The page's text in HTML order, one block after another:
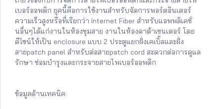
เบอร์ออพติก ยุคนี้คือการใช้งานสำหรับจัดการพอร์ตอินเตอร์
ความเร็วสูงหรือที่เรียกว่า Internet Fiber สำหรับแอพพลิเคชั่
นอื่นๆได้แก่งานในห้องชุมสาย งานในห้องดาต้าเซนเตอร์ โดย
ดีไซน์ให้เป็น enclosure แบบ 2 ประตูแยกฝั่งเคเบิ้ลและฝั่ง
สายpatch panel สำหรับต่อสายpatch cord สะดวกต่อการดูแล
รักษา ซ่อมบำรุงและกระจายสายไพเบอร์ออพติก
ข้อมูลด้านเทคนิค: